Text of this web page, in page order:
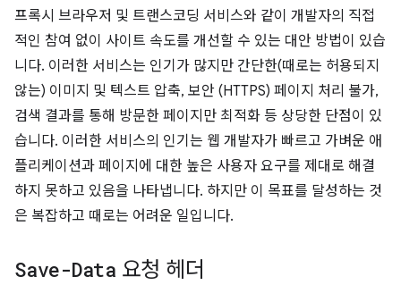
프록시 브라우저 및 트랜스코딩 서비스와 같이 개발자의 직접
적인 참여 없이 사이트 속도를 개선할 수 있는 대안 방법이 있습
니다. 이러한 서비스는 인기가 많지만 간단한(때로는 허용되지
않는) 이미지 및 텍스트 압축, 보안 (HTTPS) 페이지 처리 불가,
검색 결과를 통해 방문한 페이지만 최적화 등 상당한 단점이 있
습니다. 이러한 서비스의 인기는 웹 개발자가 빠르고 가벼운 애
플리케이션과 페이지에 대한 높은 사용자 요구를 제대로 해결
하지 못하고 있음을 나타냅니다. 하지만 이 목표를 달성하는 것
은 복잡하고 때로는 어려운 일입니다.
Save-Data 요청 헤더